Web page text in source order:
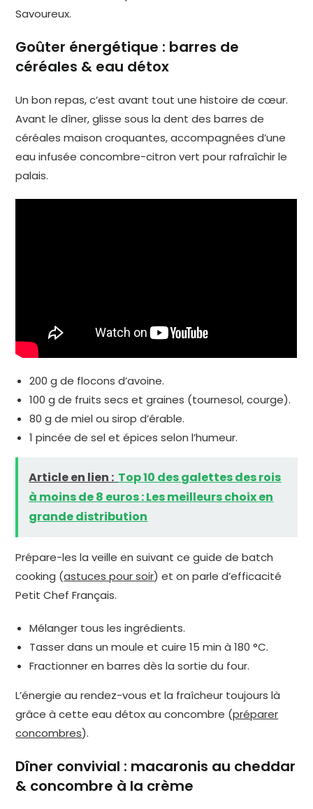
Savoureux.
Goûter énergétique : barres de
céréales & eau détox
Un bon repas, c’est avant tout une histoire de cœur.
Avant le dîner, glisse sous la dent des barres de
céréales maison croquantes, accompagnées d’une
eau infusée concombre-citron vert pour rafraîchir le
palais.
200 g de flocons d’avoine.
100 g de fruits secs et graines (tournesol, courge).
80 g de miel ou sirop d’érable.
1 pincée de sel et épices selon l’humeur.
Article en lien : Top 10 des galettes des rois
à moins de 8 euros : Les meilleurs choix en
grande distribution
Prépare-les la veille en suivant ce guide de batch
cooking (astuces pour soir) et on parle d’efficacité
Petit Chef Français.
Mélanger tous les ingrédients.
Tasser dans un moule et cuire 15 min à 180 °C.
Fractionner en barres dès la sortie du four.
L’énergie au rendez-vous et la fraîcheur toujours là
grâce à cette eau détox au concombre (préparer
concombres).
Dîner convivial : macaronis au cheddar
& concombre à la crème